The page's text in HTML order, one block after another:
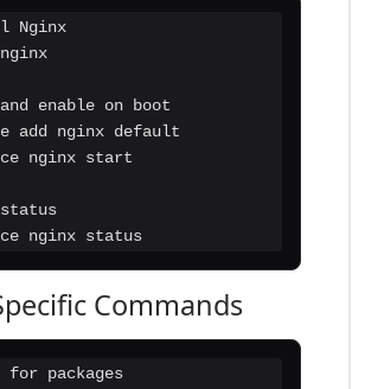
Nginx
enable on boot
add nginx default
nginx start
nginx status
Commands
for packages